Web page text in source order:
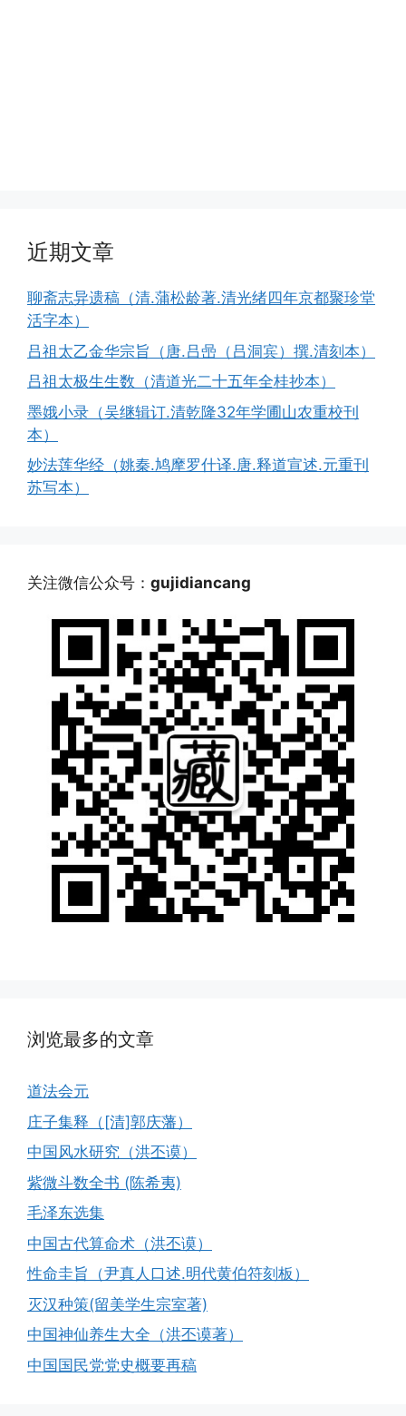
近期文章
聊斋志异遗稿（清.蒲松龄著.清光绪四年京都聚珍堂
活字本）
吕祖太乙金华宗旨（唐.吕喦（吕洞宾）撰.清刻本）
吕祖太极生生数（清道光二十五年全桂抄本）
墨娥小录（吴继辑订.清乾隆32年学圃山农重校刊
本）
妙法莲华经（姚秦.鸠摩罗什译.唐.释道宣述.元重刊
苏写本）
关注微信公众号： gujidiancang
浏览最多的文章
道法会元
庄子集释（[清]郭庆藩）
中国风水研究（洪丕谟）
紫微斗数全书 (陈希夷)
毛泽东选集
中国古代算命术（洪丕谟）
性命圭旨（尹真人口述.明代黄伯符刻板）
灭汉种策(留美学生宗室著)
中国神仙养生大全（洪丕谟著）
中国国民党党史概要再稿